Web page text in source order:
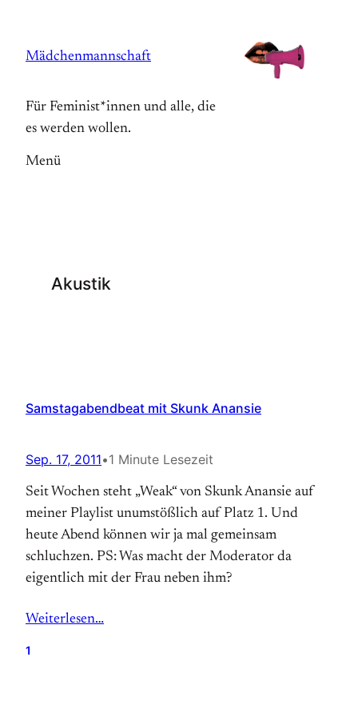
springen
Mädchenmannschaft
Für Feminist*innen und alle, die
es werden wollen.
Menü
Akustik
Samstagabendbeat mit Skunk Anansie
Sep. 17, 2011•1 Minute Lesezeit
Seit Wochen steht „Weak“ von Skunk Anansie auf
meiner Playlist unumstößlich auf Platz 1. Und
heute Abend können wir ja mal gemeinsam
schluchzen. PS: Was macht der Moderator da
eigentlich mit der Frau neben ihm?
Weiterlesen…
1